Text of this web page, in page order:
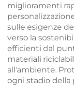
miglioramenti
sulle esigenze
verso la
efficienti dal
materiali
all'ambiente.
ogni stadio della